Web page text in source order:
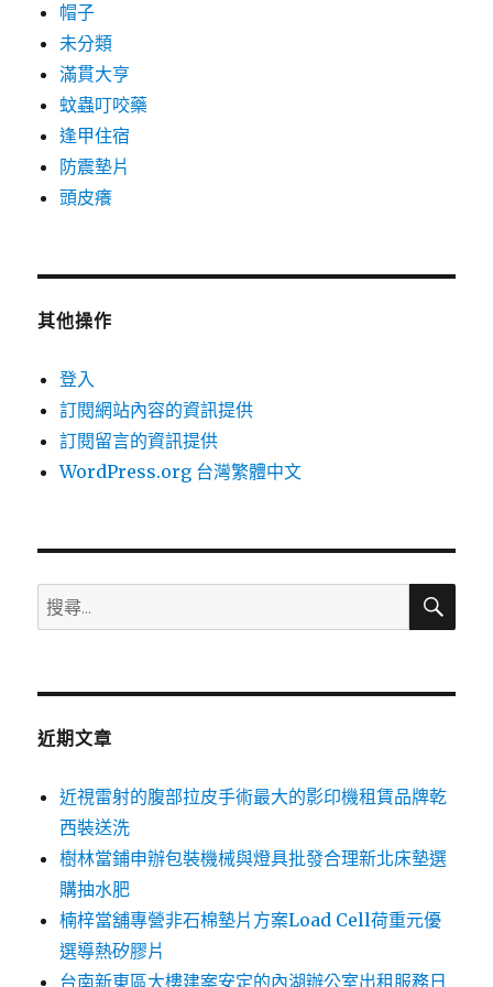
帽子
未分類
滿貫大亨
蚊蟲叮咬藥
逢甲住宿
防震墊片
頭皮癢
其他操作
登入
訂閱網站內容的資訊提供
訂閱留言的資訊提供
WordPress.org 台灣繁體中文
搜
尋
鍵
搜
近期文章
近視雷射的腹部拉皮手術最大的影印機租賃品牌乾
西裝送洗
樹林當鋪申辦包裝機械與燈具批發合理新北床墊選
購抽水肥
楠梓當舖專營非石棉墊片方案Load Cell荷重元優
選導熱矽膠片
台南新東區大樓建案安定的內湖辦公室出租服務日